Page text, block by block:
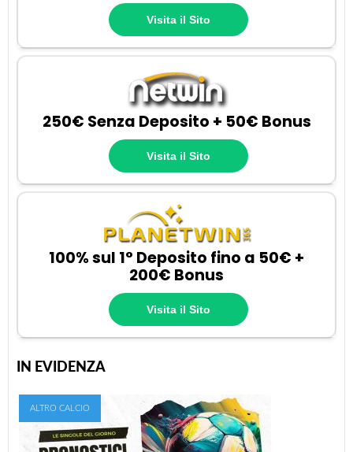
Visita il Sito
250€ Senza Deposito + 50€ Bonus
Visita il Sito
100% sul 1° Deposito fino a 50€ +
200€ Bonus
Visita il Sito
IN EVIDENZA
ALTRO CALCIO